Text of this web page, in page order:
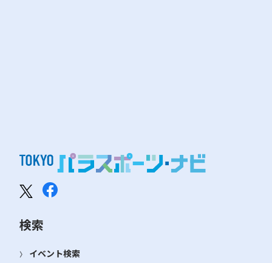
検索
イベント検索